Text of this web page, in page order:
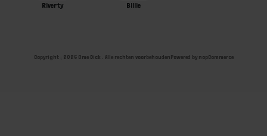
Riverty Billie
Copyright ; 2026 Ome Dick . Alle rechten voorbehoudenPowered by nopCommerce